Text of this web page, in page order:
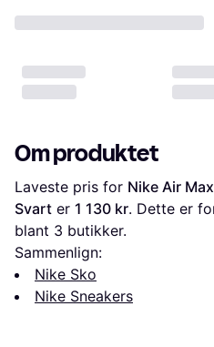
Om produktet
Laveste pris for Nike Air
Svart er 1 130 kr. Dette er
blant 3 butikker.
Sammenlign:
Nike Sko
Nike Sneakers